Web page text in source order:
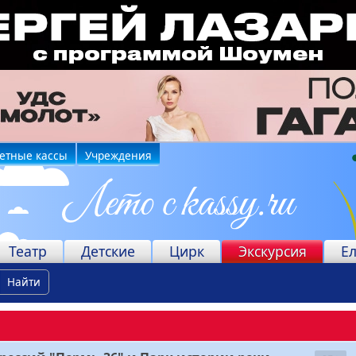
кассы Учреждения
Театр Детские Цирк Экскурсия
Найти